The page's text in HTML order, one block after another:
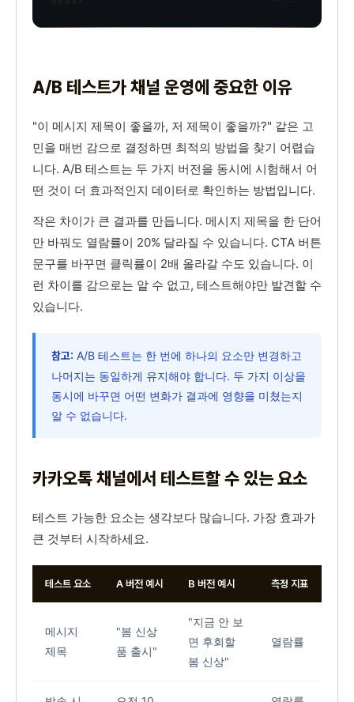
A/B 테스트가 채널 운영에 중요한 이유
"이 메시지 제목이 좋을까, 저 제목이 좋을까?" 같은 고
민을 매번 감으로 결정하면 최적의 방법을 찾기 어렵습
니다. A/B 테스트는 두 가지 버전을 동시에 시험해서 어
떤 것이 더 효과적인지 데이터로 확인하는 방법입니다.
작은 차이가 큰 결과를 만듭니다. 메시지 제목을 한 단어
만 바꿔도 열람률이 20% 달라질 수 있습니다. CTA 버튼
문구를 바꾸면 클릭률이 2배 올라갈 수도 있습니다. 이
런 차이를 감으로는 알 수 없고, 테스트해야만 발견할 수
있습니다.
참고: A/B 테스트는 한 번에 하나의 요소만 변경하고
나머지는 동일하게 유지해야 합니다. 두 가지 이상을
동시에 바꾸면 어떤 변화가 결과에 영향을 미쳤는지
알 수 없습니다.
카카오톡 채널에서 테스트할 수 있는 요소
테스트 가능한 요소는 생각보다 많습니다. 가장 효과가
큰 것부터 시작하세요.
테스트 요소 A 버전 예시 B 버전 예시 측정 지표
메시지
제목
"봄 신상
품 출시"
"지금 안 보
면 후회할
봄 신상"
열람률